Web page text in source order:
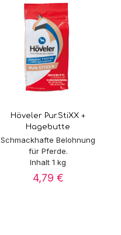
Höveler Pur.StiXX +
Hagebutte
Schmackhafte Belohnung
für Pferde.
Inhalt 1 kg
4,79 €